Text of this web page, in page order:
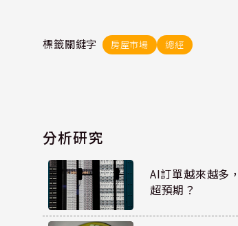
標籤關鍵字 房屋市場 總經
分析研究
AI訂單越來越多
超預期？